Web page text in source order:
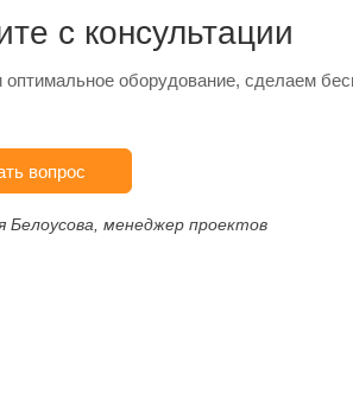
с консультации
оборудование, сделаем
вопрос
Белоусова, менеджер проектов